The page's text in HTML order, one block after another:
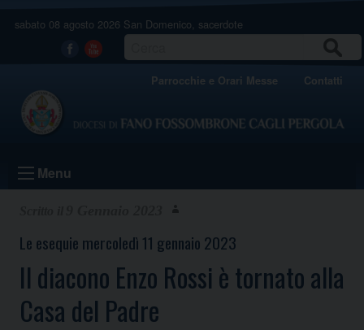
sabato 08 agosto 2026 San Domenico, sacerdote
Facebook
Youtube
Parrocchie e Orari Messe Contatti
Menu
Le esequie mercoledì 11 gennaio 2023
Il diacono Enzo Rossi è tornato alla
Casa del Padre